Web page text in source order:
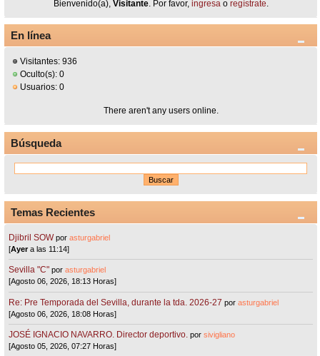
Bienvenido(a), Visitante. Por favor, ingresa o regístrate
En línea
Visitantes: 936
Oculto(s): 0
Usuarios: 0
There aren't any users online.
Búsqueda
Temas Recientes
Djibril SOW porasturgabriel
[Ayera las 11:14]
Sevilla "C"porasturgabriel
[Agosto 06, 2026, 18:13 Horas]
Re: Pre Temporada del Sevilla, durante la tda. 2026-27 porasturgabriel
[Agosto 06, 2026, 18:08 Horas]
JOSÉ IGNACIO NAVARRO. Director deportivo. porsivigliano
[Agosto 05, 2026, 07:27 Horas]